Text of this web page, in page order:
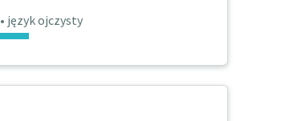
• język ojczysty